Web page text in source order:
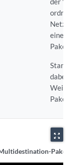
eine
dabei
zoom_out_map